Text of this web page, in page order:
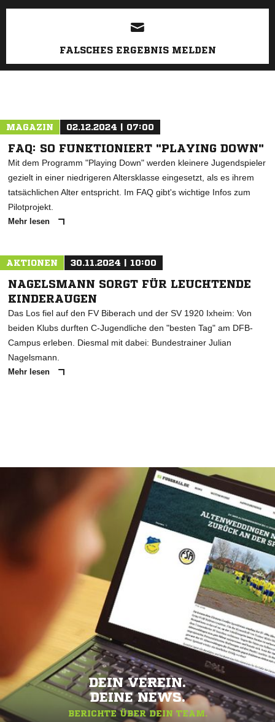
FALSCHES ERGEBNIS MELDEN
MAGAZIN 02.12.2024 | 07:00
FAQ: SO FUNKTIONIERT "PLAYING DOWN"
Mit dem Programm "Playing Down" werden kleinere Jugendspieler
gezielt in einer niedrigeren Altersklasse eingesetzt, als es ihrem
tatsächlichen Alter entspricht. Im FAQ gibt's wichtige Infos zum
Pilotprojekt.
Mehr lesen
AKTIONEN 30.11.2024 | 10:00
NAGELSMANN SORGT FÜR LEUCHTENDE
KINDERAUGEN
Das Los fiel auf den FV Biberach und der SV 1920 Ixheim: Von
beiden Klubs durften C-Jugendliche den "besten Tag" am DFB-
Campus erleben. Diesmal mit dabei: Bundestrainer Julian
Nagelsmann.
Mehr lesen
DEIN VEREIN.
DEINE NEWS.
BERICHTE ÜBER DEIN TEAM.